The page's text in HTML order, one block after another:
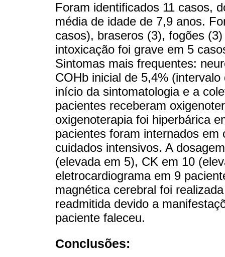
Foram identificados 11 casos,
média de idade de 7,9 anos.
casos), braseros (3), fogões
intoxicação foi grave em 5
Sintomas mais frequentes:
COHb inicial de 5,4%
início da sintomatologia e a
pacientes receberam
oxigenoterapia foi hiperbárica
pacientes foram internados
cuidados intensivos. A
(elevada em 5), CK em 10
eletrocardiograma em 9
magnética cerebral foi
readmitida devido a
paciente faleceu.
Conclusões: